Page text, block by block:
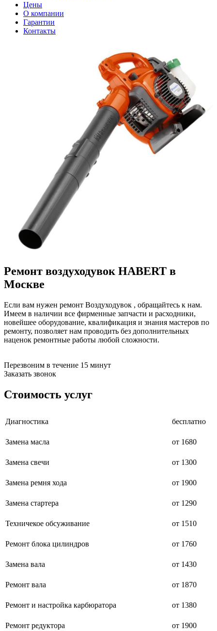
садовых измельчителей
садовых пылесосв
садовых пылесосов
снегоуборщиков
Цены
О компании
Гарантии
Контакты
Ремонт воздуходувок HABERT в
Москве
Если вам нужен ремонт Воздуходувок , обращайтесь к нам.
Имеем в наличии все фирменные запчасти и расходники,
новейшее оборудование, квалификация и знания мастеров по
ремонту, позволяет нам проводить без дополнительных
наценок ремонтные работы любой сложности.
Перезвоним в течение 15 минут
Заказать звонок
Стоимость услуг
Диагностика бесплатно
Замена масла от 1680
Замена свечи от 1300
Замена ремня хода от 1900
Замена стартера от 1290
Техничекое обсуживание от 1510
Ремонт блока цилиндров от 1760
Замена вала от 1430
Ремонт вала от 1870
Ремонт и настройка карбюратора от 1380
Ремонт редуктора от 1900